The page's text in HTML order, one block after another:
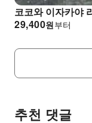
코코와 이자카야
원
29,400 부터
추천 댓글